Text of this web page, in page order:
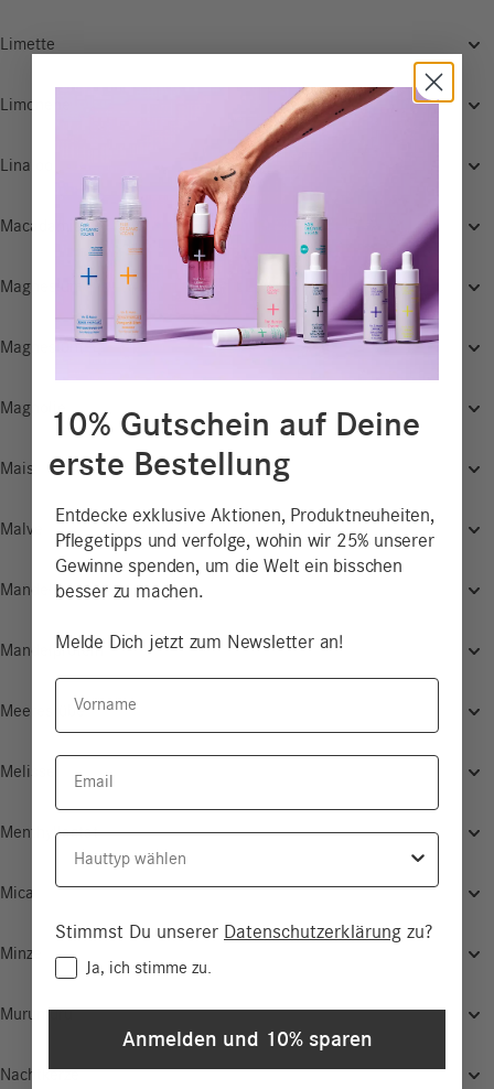
Limette
Limonene
Linalool
Macadamia
Magnesium
Magnesium
Magnolie
Mais
Malve
Mandel
Mandelprotein
Meeresrübe
Melisse
Menthyllactat
Mica
Minze
Murumuru
Nachtkerze
10% Gutschein auf Deine
erste Bestellung
Entdecke exklusive Aktionen, Produktneuheiten,
Pflegetipps und verfolge, wohin wir 25% unserer
Gewinne spenden, um die Welt ein bisschen
besser zu machen.
Melde Dich jetzt zum Newsletter an!
Vorname
Email
Hauttyp
Stimmst Du unserer Datenschutzerklärung zu?
ConsentJa, ich stimme zu.
Anmelden und 10% sparen